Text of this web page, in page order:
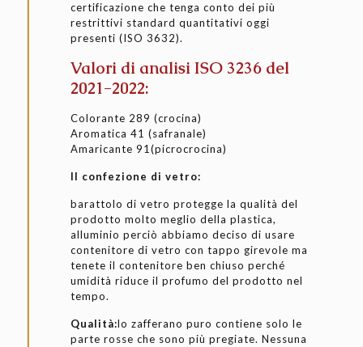
certificazione che tenga conto dei più
restrittivi standard quantitativi oggi
presenti (ISO 3632).
Valori di analisi ISO 3236 del
2021-2022:
Colorante 289 (crocina)
Aromatica 41 (safranale)
Amaricante 91(picrocrocina)
Il confezione di vetro:
barattolo di vetro protegge la qualità del
prodotto molto meglio della plastica,
alluminio perciò abbiamo deciso di usare
contenitore di vetro con tappo girevole ma
tenete il contenitore ben chiuso perché
umidità riduce il profumo del prodotto nel
tempo.
Qualità:lo zafferano puro contiene solo le
parte rosse che sono più pregiate. Nessuna